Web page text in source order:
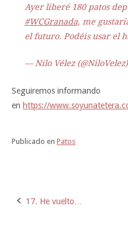
Ayer liberé 180 patos
#WCGranada, me
el futuro. Podéis usar el
— Nilo Vélez (@NiloVelez)
Seguiremos informando
en https://
Publicado en Patos
Navegación
17. He vuelto…